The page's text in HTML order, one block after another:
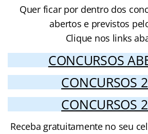
Quer ficar por dentro dos
abertos e previstos
Clique nos links
CONCURSOS
CONCURSOS
CONCURSOS
Receba gratuitamente no seu